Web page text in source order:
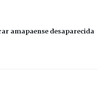
amapaense desaparecida